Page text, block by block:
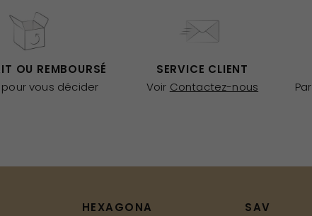
OU REMBOURSÉ
pour vous décider
SERVICE CLIENT
Voir Contactez-nous
HEXAGONA
SAV